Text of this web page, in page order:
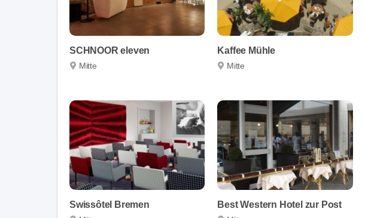
SCHNOOR eleven
Mitte
Kaffee Mühle
Mitte
Swissôtel Bremen Best Western Hotel zur Post